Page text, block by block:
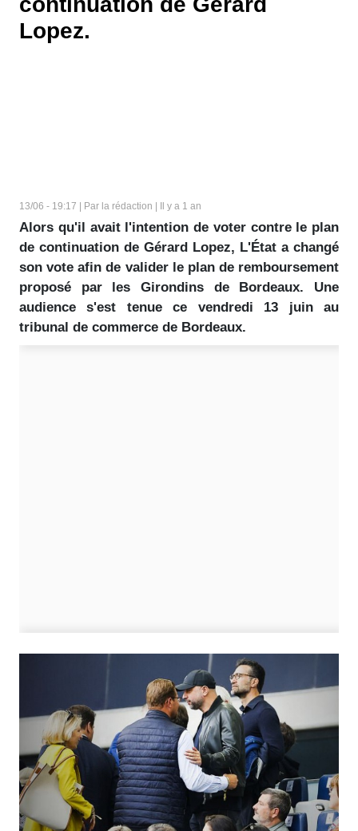
Lopez.
13/06 - 19:17 | Par la rédaction | Il y a 1 an
Alors qu'il avait l'intention de voter contre le plan
de continuation de Gérard Lopez, L'État a changé
son vote afin de valider le plan de remboursement
proposé par les Girondins de Bordeaux. Une
audience s'est tenue ce vendredi 13 juin au
tribunal de commerce de Bordeaux.